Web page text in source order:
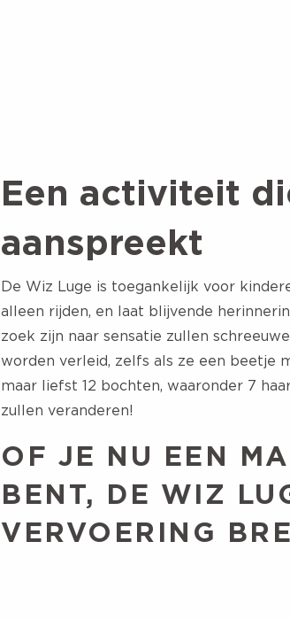
Een activiteit
aanspreekt
De Wiz Luge is toegankelijk voor
alleen rijden, en laat blijvende
zoek zijn naar sensatie zullen
worden verleid, zelfs als ze een beetje
maar liefst 12 bochten, waaronder 7
zullen veranderen!
OF JE NU EEN
BENT, DE WIZ
VERVOERING